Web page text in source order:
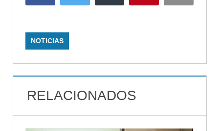
NOTICIAS
RELACIONADOS